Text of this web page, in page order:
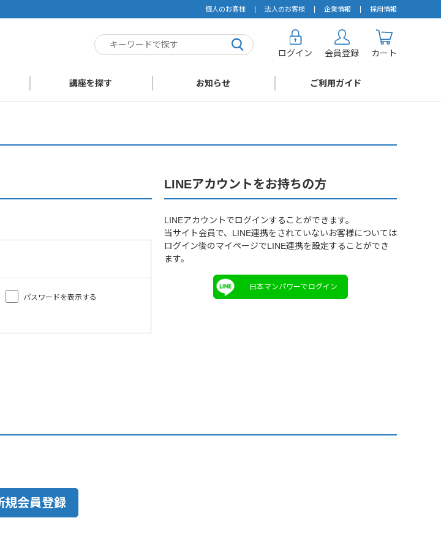
個人のお客様 法人のお客様 企業情報 採用情報
ログイン 会員登録 カート
講座を探す お知らせ ご利用ガイド
パスワードを表示する
LINEアカウントをお持ちの方
LINEアカウントでログインすることができます。
当サイト会員で、LINE連携をされていないお客様については
ログイン後のマイページでLINE連携を設定することができ
ます。
日本マンパワーでログイン